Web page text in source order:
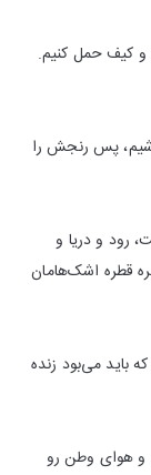
و کیف حمل کنیم.
پس رنجش را
رود و دریا و
قطره اشک‌هامان
باید می‌بود زنده
و هوای وطن رو